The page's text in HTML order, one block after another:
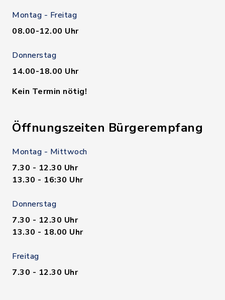
Montag - Freitag
08.00-12.00 Uhr
Donnerstag
14.00-18.00 Uhr
Kein Termin nötig!
Öffnungszeiten Bürgerempfang
Montag - Mittwoch
7.30 - 12.30 Uhr
13.30 - 16:30 Uhr
Donnerstag
7.30 - 12.30 Uhr
13.30 - 18.00 Uhr
Freitag
7.30 - 12.30 Uhr